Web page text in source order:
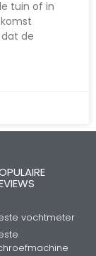
tuin of in
de
vochtmeter